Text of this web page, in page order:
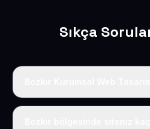
Sıkça
Tek fiyat uygulanır: yıllık 50